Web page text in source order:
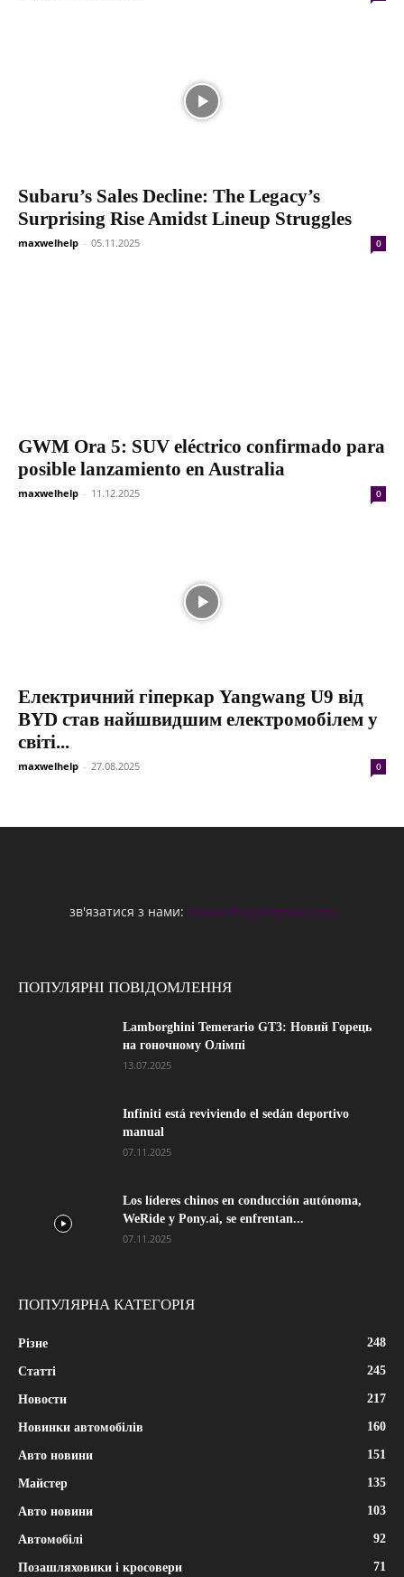
Subaru’s Sales Decline: The Legacy’s
Surprising Rise Amidst Lineup Struggles
maxwelhelp - 05.11.2025 0
GWM Ora 5: SUV eléctrico confirmado para
posible lanzamiento en Australia
maxwelhelp - 11.12.2025 0
Електричний гіперкар Yangwang U9 від
BYD став найшвидшим електромобілем у
світі...
maxwelhelp - 27.08.2025 0
зв'язатися з нами: maxwelhelp@gmail.com
ПОПУЛЯРНІ ПОВІДОМЛЕННЯ
Lamborghini Temerario GT3: Новий Горець
на гоночному Олімпі
13.07.2025
Infiniti está reviviendo el sedán deportivo
manual
07.11.2025
Los líderes chinos en conducción autónoma,
WeRide y Pony.ai, se enfrentan...
07.11.2025
ПОПУЛЯРНА КАТЕГОРІЯ
Різне 248
Статті 245
Новости 217
Новинки автомобілів 160
Авто новини 151
Майстер 135
Авто новини 103
Автомобілі 92
Позашляховики і кросовери 71